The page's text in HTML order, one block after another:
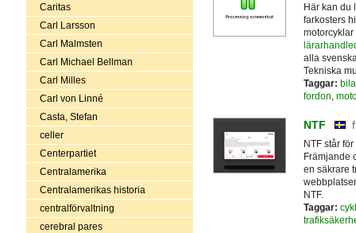
Caritas
Carl Larsson
Carl Malmsten
Carl Michael Bellman
Carl Milles
Carl von Linné
Casta, Stefan
celler
Centerpartiet
Centralamerika
Centralamerikas historia
centralförvaltning
cerebral pares
Här kan du
farkosters
alla
Tekniska
Taggar:
fordon,
NTF
NTF står
Främjande
en säkrare
NTF.
Taggar: